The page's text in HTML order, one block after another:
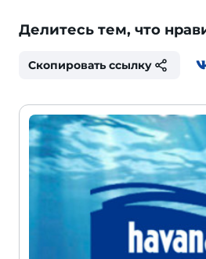
Делитесь тем, что
Скопировать ссылку